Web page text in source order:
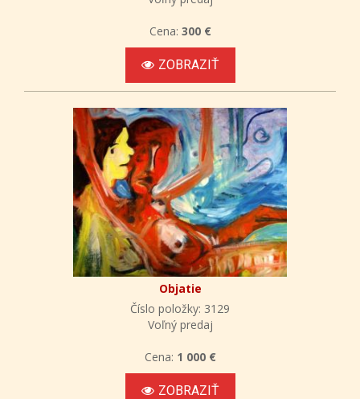
Cena: 300 €
ZOBRAZIŤ
Objatie
Číslo položky: 3129
Voľný predaj
Cena: 1 000 €
ZOBRAZIŤ